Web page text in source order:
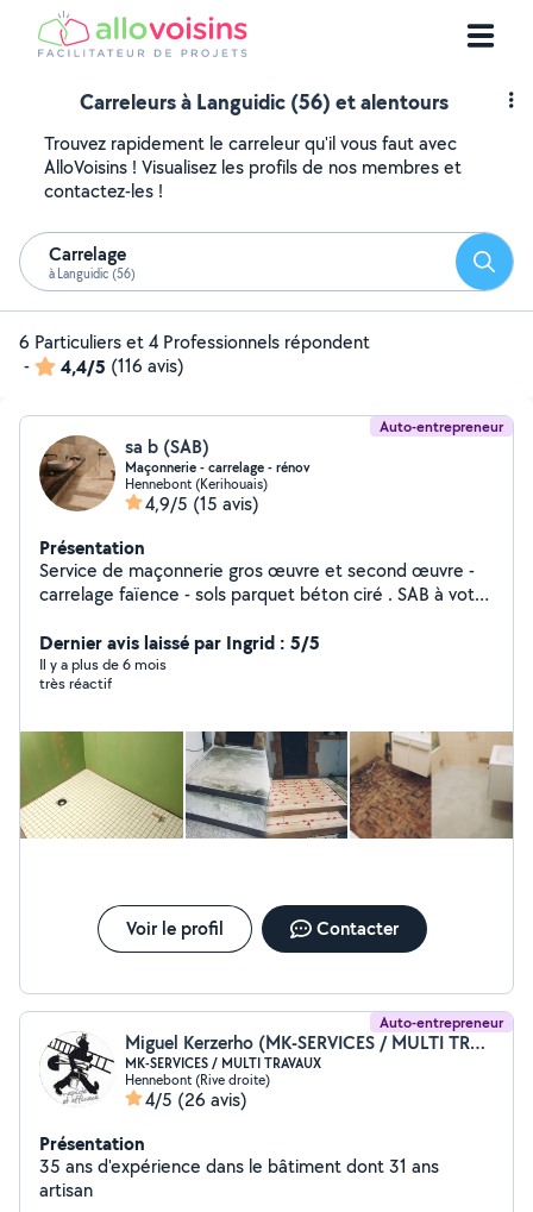
Carreleurs à Languidic (56) et alentours
Trouvez rapidement le carreleur qu'il vous faut avec
AlloVoisins ! Visualisez les profils de nos membres et
contactez-les !
Carrelage
à Languidic (56)
6 Particuliers et 4 Professionnels répondent
-
4,4/5 (116 avis)
Auto-entrepreneur
sa b (SAB)
Maçonnerie - carrelage - rénov
Hennebont (Kerihouais)
4,9/5 (15 avis)
Présentation
Service de maçonnerie gros œuvre et second œuvre -
carrelage faïence - sols parquet béton ciré . SAB à votre
Dernier avis laissé par Ingrid : 5/5
Il y a plus de 6 mois
très réactif
Voir le profil Contacter
Auto-entrepreneur
Miguel Kerzerho (MK-SERVICES / MULTI TRAVAUX)
MK-SERVICES / MULTI TRAVAUX
Hennebont (Rive droite)
4/5 (26 avis)
Présentation
35 ans d'expérience dans le bâtiment dont 31 ans
artisan